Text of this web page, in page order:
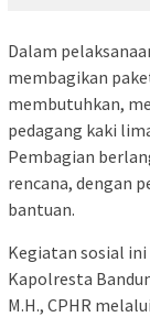
Dalam
membagikan
membutuhkan,
pedagang kaki
Pembagian
rencana, dengan
bantuan.
Kegiatan sosial
Kapolresta
M.H., CPHR